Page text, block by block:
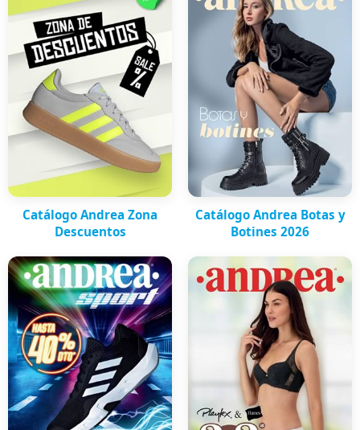
Catálogo Andrea Zona
Descuentos
Catálogo Andrea Botas y
Botines 2026